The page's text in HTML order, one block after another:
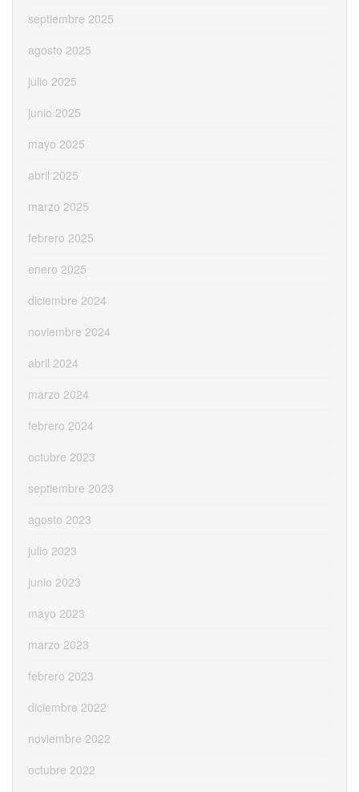
septiembre 2025
agosto 2025
julio 2025
junio 2025
mayo 2025
abril 2025
marzo 2025
febrero 2025
enero 2025
diciembre 2024
noviembre 2024
abril 2024
marzo 2024
febrero 2024
octubre 2023
septiembre 2023
agosto 2023
julio 2023
junio 2023
mayo 2023
marzo 2023
febrero 2023
diciembre 2022
noviembre 2022
octubre 2022